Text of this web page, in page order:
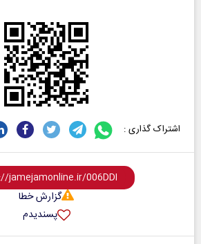
اشتراک گذاری :
گزارش خطا
پسندیدم